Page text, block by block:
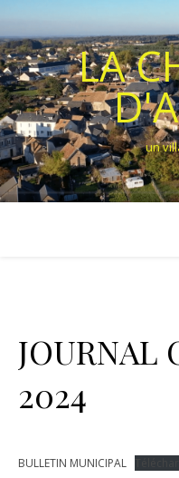
LA
un
JOURNAL
2024
BULLETIN MUNICIPAL